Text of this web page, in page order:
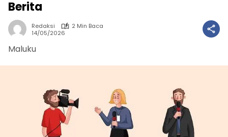
Berita
Redaksi
2 Min Baca
14/05/2026
Maluku